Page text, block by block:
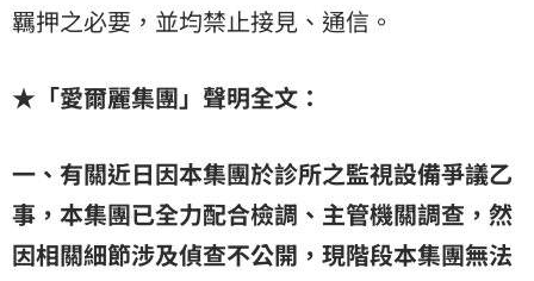
羈押之必要，並均禁止接見、通信。
★「愛爾麗集團」聲明全文：
一、有關近日因本集團於診所之監視設備爭議乙
事，本集團已全力配合檢調、主管機關調查，然
因相關細節涉及偵查不公開，現階段本集團無法